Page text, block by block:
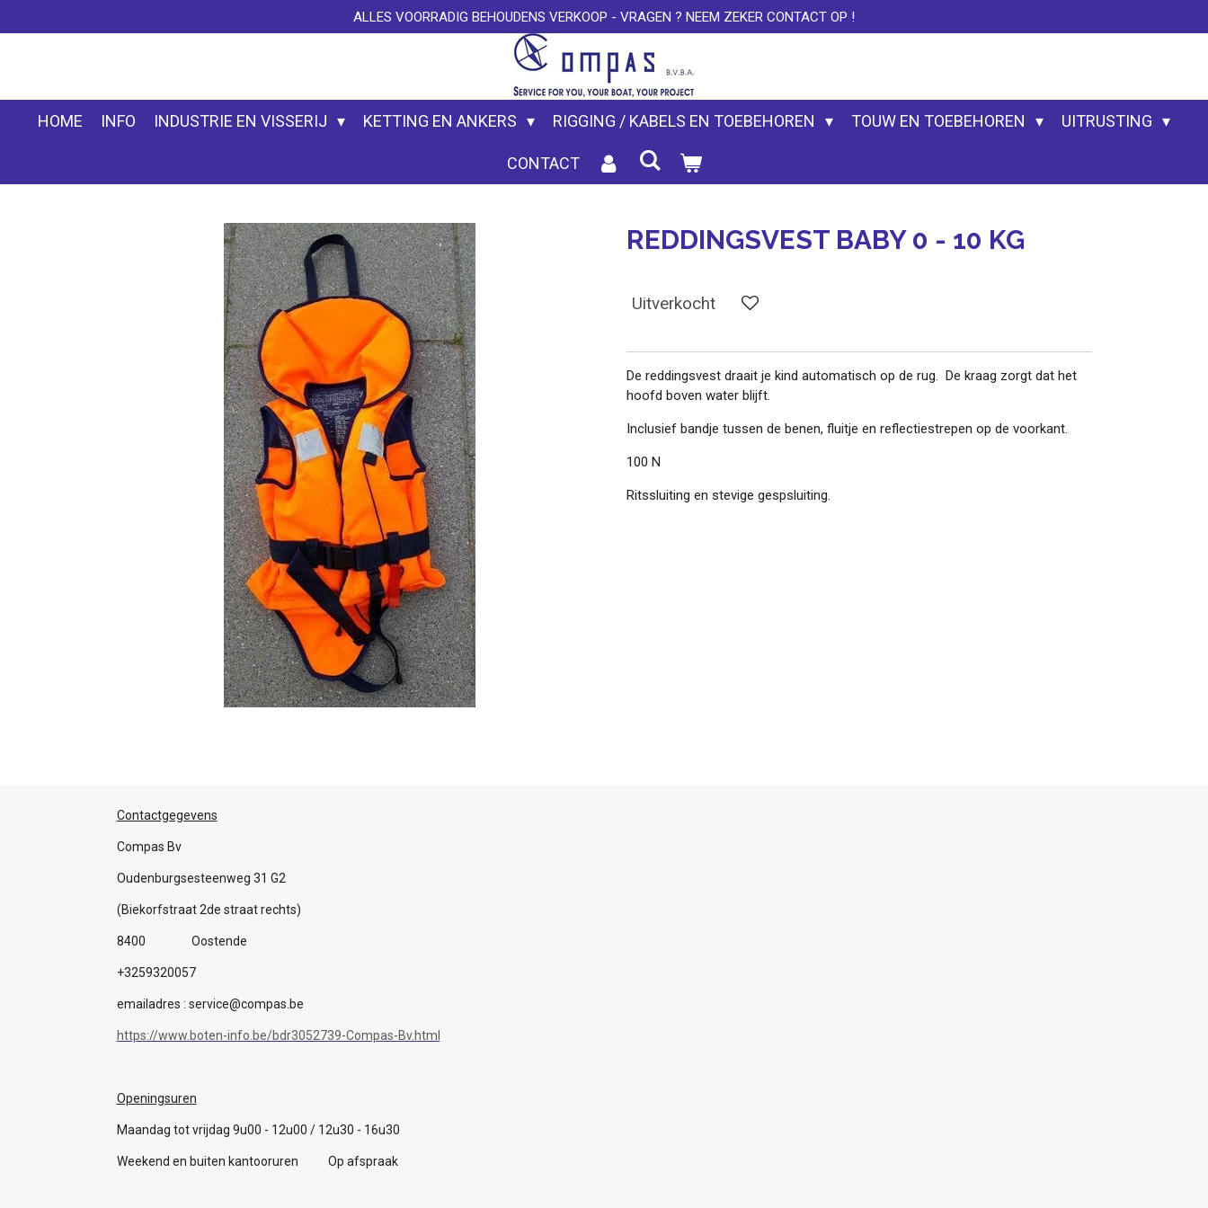
direct
hoofdinhoud
ALLES VOORRADIG BEHOUDENS VERKOOP - VRAGEN ? NEEM ZEKER CONTACT OP !
HOME INFO INDUSTRIE EN VISSERIJ KETTING EN ANKERS RIGGING / KABELS EN TOEBEHOREN TOUW EN TOEBEHOREN UITRUSTING
CONTACT
REDDINGSVEST BABY 0 - 10 KG
Uitverkocht
De reddingsvest draait je kind automatisch op de rug. De kraag zorgt dat het
hoofd boven water blijft.
Inclusief bandje tussen de benen, fluitje en reflectiestrepen op de voorkant.
100 N
Ritssluiting en stevige gespsluiting.
Contactgegevens
Compas Bv
Oudenburgsesteenweg 31 G2
(Biekorfstraat 2de straat rechts)
8400 Oostende
+3259320057
emailadres : service@compas.be
https://www.boten-info.be/bdr3052739-Compas-Bv.html
Openingsuren
Maandag tot vrijdag 9u00 - 12u00 / 12u30 - 16u30
Weekend en buiten kantooruren Op afspraak